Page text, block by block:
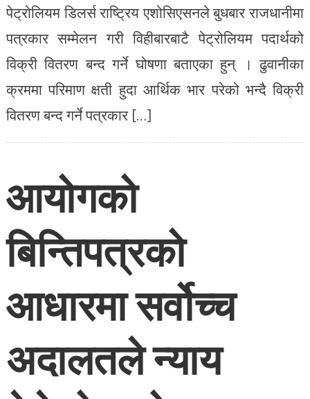
पेट्रोलियम डिलर्स राष्ट्रिय एशोसिएसनले बुधबार राजधानीमा
पत्रकार सम्मेलन गरी विहीबारबाटै पेट्रोलियम पदार्थको
विक्री वितरण बन्द गर्ने घोषणा बताएका हुन् । ढुवानीका
क्रममा परिमाण क्षती हुदा आर्थिक भार परेको भन्दै विक्री
वितरण बन्द गर्ने पत्रकार […]
आयोगको
बिन्तिपत्रको
आधारमा सर्वोच्च
अदालतले न्याय